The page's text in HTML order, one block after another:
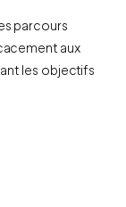
parcours
aux
les objectifs